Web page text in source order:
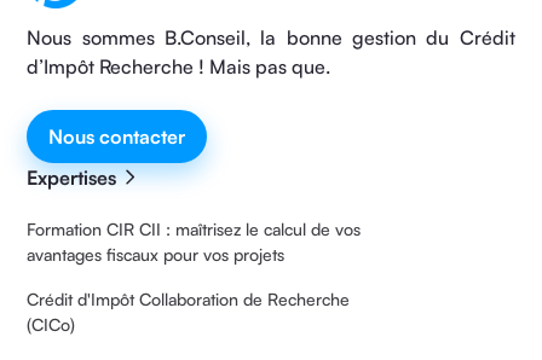
Nous sommes B.Conseil, la bonne gestion du Crédit
d’Impôt Recherche ! Mais pas que.
Nous contacter
Expertises
Formation CIR CII : maîtrisez le calcul de vos
avantages fiscaux pour vos projets
Crédit d'Impôt Collaboration de Recherche
(CICo)